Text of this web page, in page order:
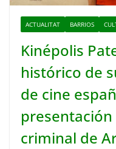
ACTUALITAT BARRIOS
Kinépolis
histórico de
de cine
criminal de